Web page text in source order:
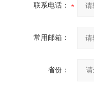
联系电话：
常用邮箱：
省份：